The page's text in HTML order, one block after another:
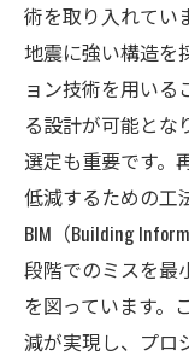
術を取り入れてい
地震に強い構造を
ョン技術を用いる
る設計が可能とな
選定も重要です。
低減するための工
BIM（Building
段階でのミスを最
を図っています。
減が実現し、プロ